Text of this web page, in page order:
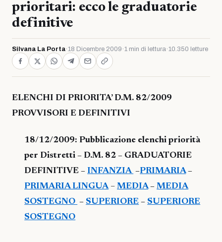
prioritari: ecco le graduatorie
definitive
Silvana La Porta·18 Dicembre 2009 ·1 min di lettura·10.350 letture
ELENCHI DI PRIORITA’ D.M. 82/2009
PROVVISORI E DEFINITIVI
18/12/2009: Pubblicazione elenchi priorità
per Distretti – D.M. 82 – GRADUATORIE
DEFINITIVE –INFANZIA –PRIMARIA–
PRIMARIA LINGUA–MEDIA–MEDIA
SOSTEGNO – SUPERIORE – SUPERIORE
SOSTEGNO